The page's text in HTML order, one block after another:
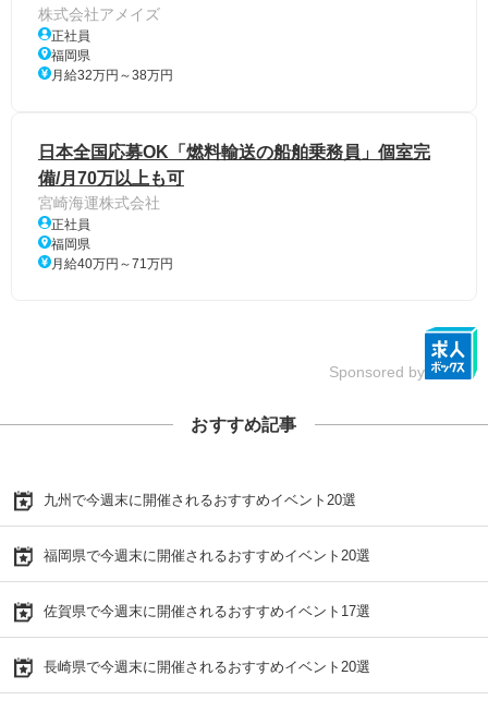
株式会社アメイズ
正社員
福岡県
月給32万円～38万円
日本全国応募OK「燃料輸送の船舶乗務員」個室完
備/月70万以上も可
宮崎海運株式会社
正社員
福岡県
月給40万円～71万円
Sponsored by
おすすめ記事
九州で今週末に開催されるおすすめイベント20選
福岡県で今週末に開催されるおすすめイベント20選
佐賀県で今週末に開催されるおすすめイベント17選
長崎県で今週末に開催されるおすすめイベント20選